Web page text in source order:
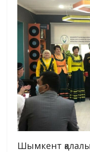
Шымкент